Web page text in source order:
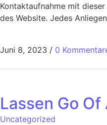
Kontaktaufnahme mit
des Website. Jedes
Juni 8, 2023 / 0
Lassen Go Of
Uncategorized